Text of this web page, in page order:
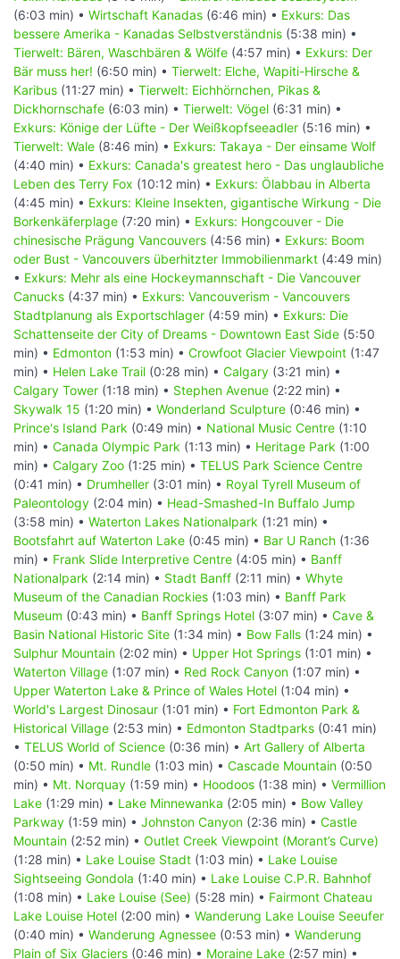
(6:03 min) • Wirtschaft Kanadas (6:46 min) • Exkurs: Das
bessere Amerika - Kanadas Selbstverständnis (5:38 min) •
Tierwelt: Bären, Waschbären & Wölfe (4:57 min) • Exkurs: Der
Bär muss her! (6:50 min) • Tierwelt: Elche, Wapiti-Hirsche &
Karibus (11:27 min) • Tierwelt: Eichhörnchen, Pikas &
Dickhornschafe (6:03 min) • Tierwelt: Vögel (6:31 min) •
Exkurs: Könige der Lüfte - Der Weißkopfseeadler (5:16 min) •
Tierwelt: Wale (8:46 min) • Exkurs: Takaya - Der einsame Wolf
(4:40 min) • Exkurs: Canada's greatest hero - Das unglaubliche
Leben des Terry Fox (10:12 min) • Exkurs: Ölabbau in Alberta
(4:45 min) • Exkurs: Kleine Insekten, gigantische Wirkung - Die
Borkenkäferplage (7:20 min) • Exkurs: Hongcouver - Die
chinesische Prägung Vancouvers (4:56 min) • Exkurs: Boom
oder Bust - Vancouvers überhitzter Immobilienmarkt (4:49 min)
• Exkurs: Mehr als eine Hockeymannschaft - Die Vancouver
Canucks (4:37 min) • Exkurs: Vancouverism - Vancouvers
Stadtplanung als Exportschlager (4:59 min) • Exkurs: Die
Schattenseite der City of Dreams - Downtown East Side (5:50
min) • Edmonton (1:53 min) • Crowfoot Glacier Viewpoint (1:47
min) • Helen Lake Trail (0:28 min) • Calgary (3:21 min) •
Calgary Tower (1:18 min) • Stephen Avenue (2:22 min) •
Skywalk 15 (1:20 min) • Wonderland Sculpture (0:46 min) •
Prince's Island Park (0:49 min) • National Music Centre (1:10
min) • Canada Olympic Park (1:13 min) • Heritage Park (1:00
min) • Calgary Zoo (1:25 min) • TELUS Park Science Centre
(0:41 min) • Drumheller (3:01 min) • Royal Tyrell Museum of
Paleontology (2:04 min) • Head-Smashed-In Buffalo Jump
(3:58 min) • Waterton Lakes Nationalpark (1:21 min) •
Bootsfahrt auf Waterton Lake (0:45 min) • Bar U Ranch (1:36
min) • Frank Slide Interpretive Centre (4:05 min) • Banff
Nationalpark (2:14 min) • Stadt Banff (2:11 min) • Whyte
Museum of the Canadian Rockies (1:03 min) • Banff Park
Museum (0:43 min) • Banff Springs Hotel (3:07 min) • Cave &
Basin National Historic Site (1:34 min) • Bow Falls (1:24 min) •
Sulphur Mountain (2:02 min) • Upper Hot Springs (1:01 min) •
Waterton Village (1:07 min) • Red Rock Canyon (1:07 min) •
Upper Waterton Lake & Prince of Wales Hotel (1:04 min) •
World's Largest Dinosaur (1:01 min) • Fort Edmonton Park &
Historical Village (2:53 min) • Edmonton Stadtparks (0:41 min)
• TELUS World of Science (0:36 min) • Art Gallery of Alberta
(0:50 min) • Mt. Rundle (1:03 min) • Cascade Mountain (0:50
min) • Mt. Norquay (1:59 min) • Hoodoos (1:38 min) • Vermillion
Lake (1:29 min) • Lake Minnewanka (2:05 min) • Bow Valley
Parkway (1:59 min) • Johnston Canyon (2:36 min) • Castle
Mountain (2:52 min) • Outlet Creek Viewpoint (Morant’s Curve)
(1:28 min) • Lake Louise Stadt (1:03 min) • Lake Louise
Sightseeing Gondola (1:40 min) • Lake Louise C.P.R. Bahnhof
(1:08 min) • Lake Louise (See) (5:28 min) • Fairmont Chateau
Lake Louise Hotel (2:00 min) • Wanderung Lake Louise Seeufer
(0:40 min) • Wanderung Agnessee (0:53 min) • Wanderung
Plain of Six Glaciers (0:46 min) • Moraine Lake (2:57 min) •